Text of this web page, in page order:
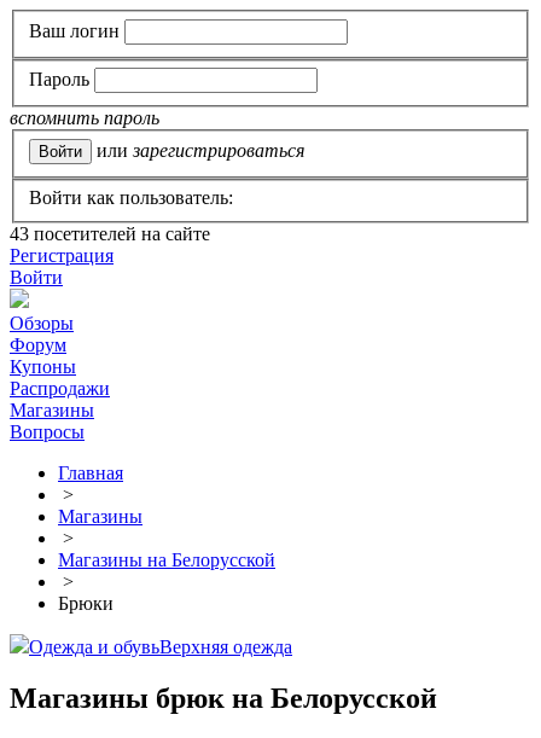
Ваш логин
Пароль
вспомнить пароль
или зарегистрироваться
Войти как пользователь:
43 посетителей на сайте
Регистрация
Войти
Обзоры
Форум
Купоны
Распродажи
Магазины
Вопросы
Главная
>
Магазины
>
Магазины на Белорусской
>
Брюки
Одежда и обувьВерхняя одежда
Магазины брюк на Белорусской